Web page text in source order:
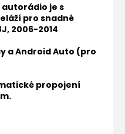
je s
pro snadné
2006-2014
a Android Auto (pro
propojení